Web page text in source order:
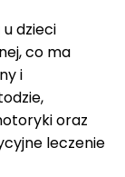
dzieci
co ma
i
oraz
leczenie